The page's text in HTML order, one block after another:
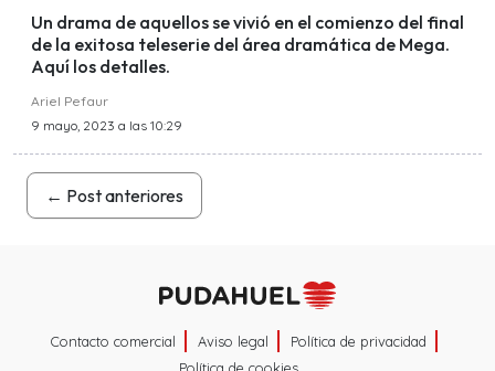
Un drama de aquellos se vivió en el comienzo del final
de la exitosa teleserie del área dramática de Mega.
Aquí los detalles.
Ariel Pefaur
9 mayo, 2023 a las 10:29
← Post anteriores
Contacto comercial Aviso legal
Política de privacidad